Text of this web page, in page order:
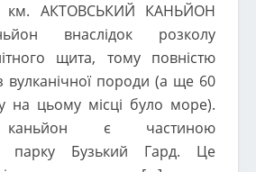
км. АКТОВСЬКИЙ КАНЬЙОН
внаслідок розколу
щита, тому повністю
породи (а ще 60
на цьому місці було море).
каньйон є частиною
парку Бузький Гард. Це